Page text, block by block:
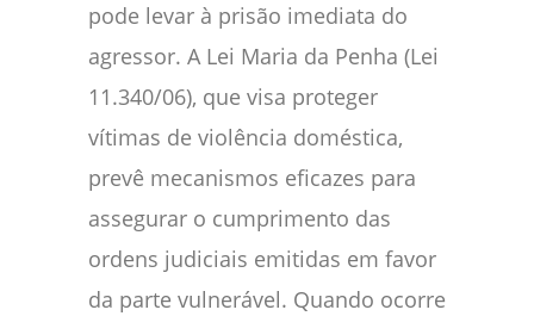
pode levar à prisão imediata do
agressor. A Lei Maria da Penha (Lei
11.340/06), que visa proteger
vítimas de violência doméstica,
prevê mecanismos eficazes para
assegurar o cumprimento das
ordens judiciais emitidas em favor
da parte vulnerável. Quando ocorre